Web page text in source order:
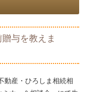
与を教えま
動産・ ひろしま相続相